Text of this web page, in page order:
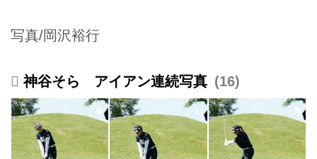
写真/岡沢裕行
神谷そら アイアン連続写真 16